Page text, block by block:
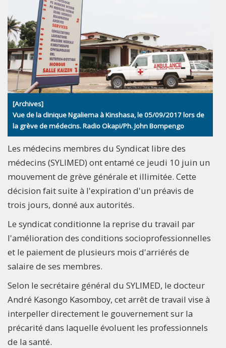
[Archives]
Vue de la clinique Ngaliema à Kinshasa, le 05/09/2017 lors de
la grève de médecins. Radio Okapi/Ph. John Bompengo
Les médecins membres du Syndicat libre des
médecins (SYLIMED) ont entamé ce jeudi 10 juin un
mouvement de grève générale et illimitée. Cette
décision fait suite à l'expiration d'un préavis de
trois jours, donné aux autorités.
Le syndicat conditionne la reprise du travail par
l'amélioration des conditions socioprofessionnelles
et le paiement de plusieurs mois d'arriérés de
salaire de ses membres.
Selon le secrétaire général du SYLIMED, le docteur
André Kasongo Kasomboy, cet arrêt de travail vise à
interpeller directement le gouvernement sur la
précarité dans laquelle évoluent les professionnels
de la santé.